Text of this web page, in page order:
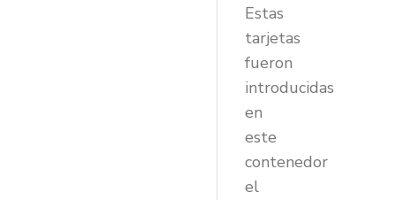
Estas
tarjetas
fueron
introducidas
en
este
contenedor
el